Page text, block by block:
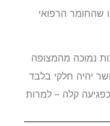
שהחומר הרפואי
נמוכה מהמצופה
יהיה חלקי בלבד
קלה – למרות